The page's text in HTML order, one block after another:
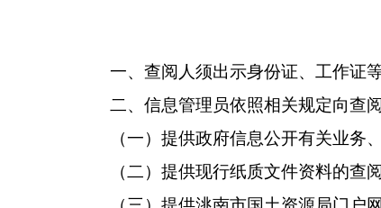
一、查阅人须出示身份证、工作证
二、信息管理员依照相关规定向查
（一）提供政府信息公开有关业务
（二）提供现行纸质文件资料的查